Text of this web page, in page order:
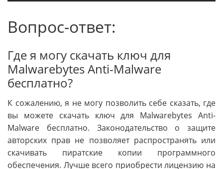
Вопрос-ответ:
Где я могу скачать ключ для
Malwarebytes Anti-Malware
бесплатно?
К сожалению, я не могу позволить себе сказать, где
вы можете скачать ключ для Malwarebytes Anti-
Malware бесплатно. Законодательство о защите
авторских прав не позволяет распространять или
скачивать пиратские копии программного
обеспечения. Лучше всего приобрести лицензию на